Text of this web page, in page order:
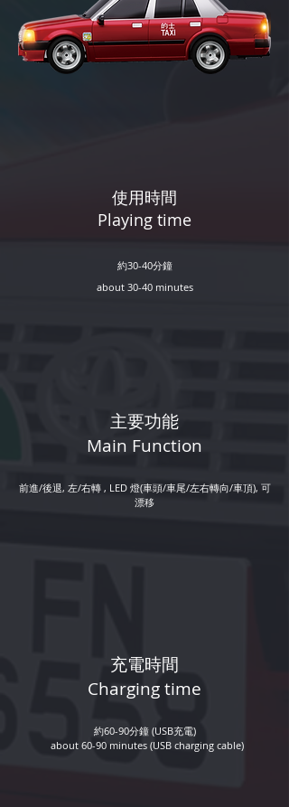
​使用時間
Playing time
約30-40分鐘
about 30-40 minutes
​主要功能
Main Function
​前進/後退, 左/右轉 , LED 燈(車頭/車尾/左右轉向/車頂), 可
漂移
​充電時間
Charging time
約60-90分鐘 (USB充電)
about 60-90 minutes (USB charging cable)